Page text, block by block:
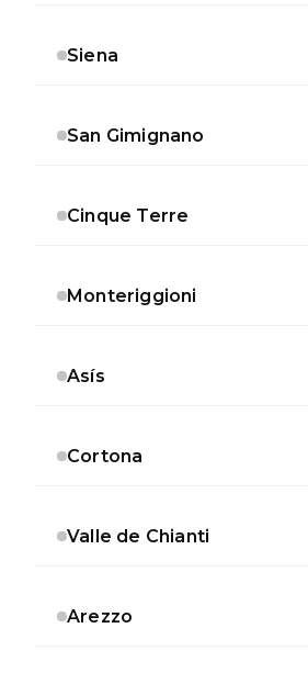
Siena
San Gimignano
Cinque Terre
Monteriggioni
Asís
Cortona
Valle de Chianti
Arezzo